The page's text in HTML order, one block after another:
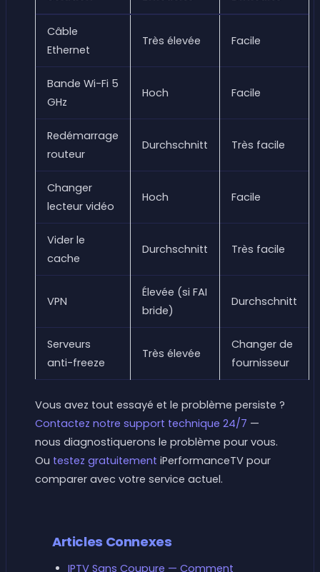
Câble
Ethernet
Très élevée Facile
Bande Wi-Fi 5
GHz
Hoch Facile
Redémarrage
routeur
Durchschnitt Très facile
Changer
lecteur vidéo
Hoch Facile
Vider le
cache
Durchschnitt Très facile
VPN
Élevée (si FAI
bride)
Durchschnitt
Serveurs
anti-freeze
Très élevée
Changer de
fournisseur
Vous avez tout essayé et le problème persiste ?
Contactez notre support technique 24/7 —
nous diagnostiquerons le problème pour vous.
Ou testez gratuitement iPerformanceTV pour
comparer avec votre service actuel.
Articles Connexes
IPTV Sans Coupure — Comment